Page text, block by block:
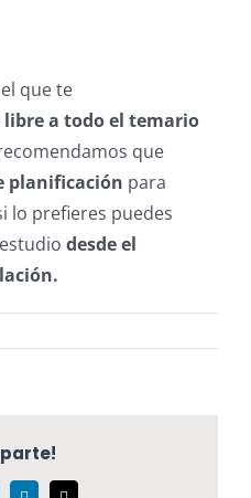
que te
libre a todo el temario
que
planificación para
lo prefieres puedes
desde el